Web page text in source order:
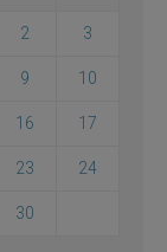
2 3
9 10
16 17
23 24
30